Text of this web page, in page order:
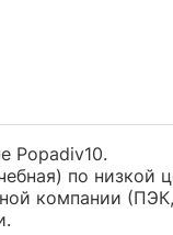
Popadiv10.
по
компании